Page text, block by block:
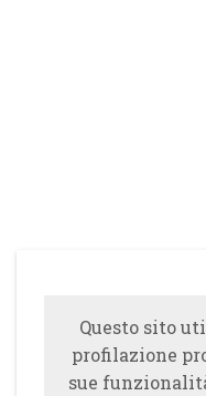
Questo sito
profilazione
sue